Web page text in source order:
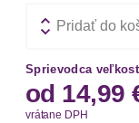
Pridať do
Sprievodca
od 14,99
vrátane DPH